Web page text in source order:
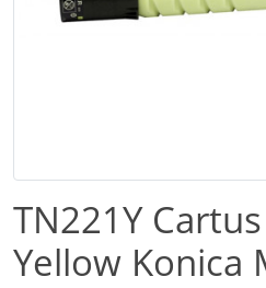
TN221Y
Yellow Konica